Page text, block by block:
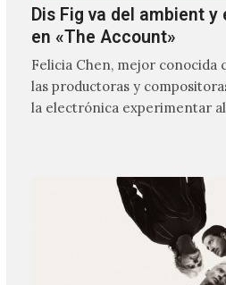
Dis Fig va del ambient
en «The Account»
Felicia Chen, mejor conocida
las productoras y
la electrónica experimentar